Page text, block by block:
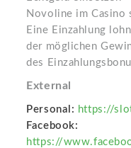
Novoline im Casino
Eine Einzahlung
der möglichen
des
External
Personal: https://
Facebook:
https://